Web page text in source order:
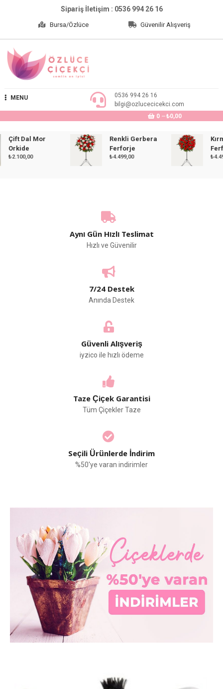
Sipariş İletişim : 0536 994 26 16
Bursa/Özlüce Güvenilir Alışveriş
Özlüce Çiçekçi
MENU
0536 994 26 16
bilgi@ozlucecicekci.com
0
₺0,00
Dal Mor
2.100,00
Renkli Gerbera
Ferforje
4.499,00
Aynı Gün Hızlı Teslimat
Hızlı ve Güvenilir
7/24 Destek
Anında Destek
Güvenli Alışveriş
iyzico ile hızlı ödeme
Taze Çiçek Garantisi
Tüm Çiçekler Taze
Seçili Ürünlerde İndirim
%50'ye varan indirimler